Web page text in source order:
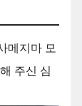
메지마 모
주신 심